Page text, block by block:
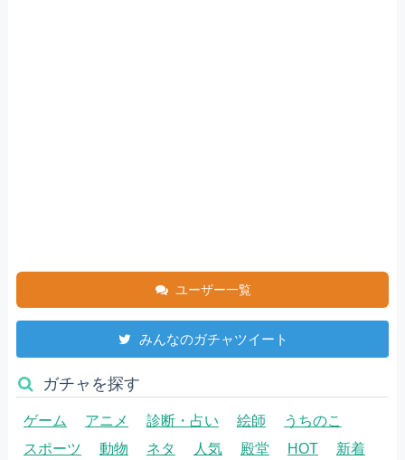
ユーザー一覧
みんなのガチャツイート
ガチャを探す
ゲーム アニメ 診断・占い 絵師
うちのこ
スポーツ
動物 ネタ 人気 殿堂 HOT 新着